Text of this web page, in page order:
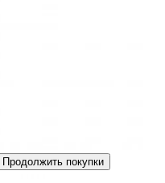
Продолжить покупки